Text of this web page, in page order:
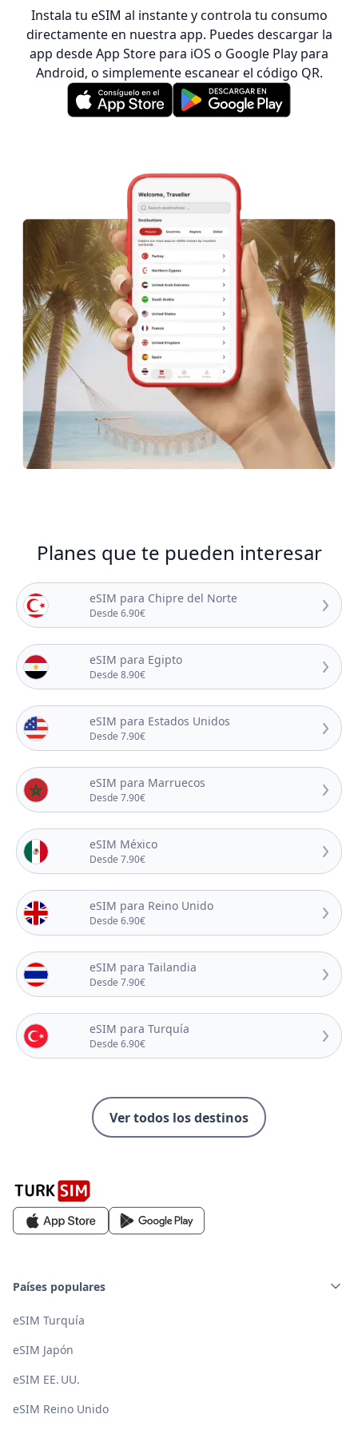
Instala tu eSIM al instante y controla tu consumo
directamente en nuestra app. Puedes descargar la
app desde App Store para iOS o Google Play para
Android, o simplemente escanear el código QR.
Planes que te pueden interesar
eSIM para Chipre del Norte
Desde 6.90€
eSIM para Egipto
Desde 8.90€
eSIM para Estados Unidos
Desde 7.90€
eSIM para Marruecos
Desde 7.90€
eSIM México
Desde 7.90€
eSIM para Reino Unido
Desde 6.90€
eSIM para Tailandia
Desde 7.90€
eSIM para Turquía
Desde 6.90€
Ver todos los destinos
Países populares
eSIM Turquía
eSIM Japón
eSIM EE. UU.
eSIM Reino Unido